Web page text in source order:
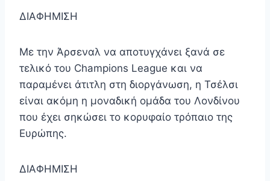
ΔΙΑΦΗΜΙΣΗ
Με την Άρσεναλ να αποτυγχάνει ξανά σε
τελικό του Champions League και να
παραμένει άτιτλη στη διοργάνωση, η Τσέλσι
είναι ακόμη η μοναδική ομάδα του Λονδίνου
που έχει σηκώσει το κορυφαίο τρόπαιο της
Ευρώπης.
ΔΙΑΦΗΜΙΣΗ